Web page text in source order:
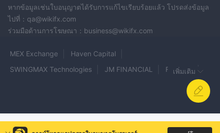
หากข้อมูลเช่นใบอนุญาตได้รับการแก้ไขเรียบร้อยแล้ว โปรดส่งข้อมูล
ไปที่：qa@wikifx.com
ร่วมมือด้านการโฆษณา：business@wikifx.com
MEX Exchange
Haven Capital
SWINGMAX Technologies
JM FINANCIAL
Fortrade
UNX
FXGSS PPFX CORAL MARKETS
BRIGHT
เพิ่มเติม